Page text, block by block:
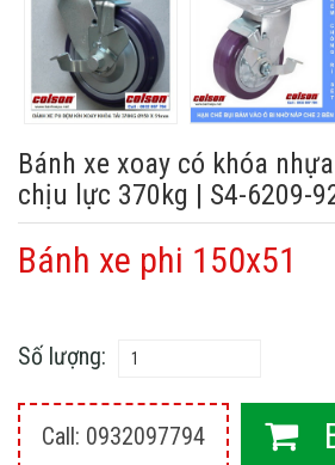
Bánh xe xoay có khóa
chịu lực 370kg | S4-6209-
Bánh xe phi 150x51
Số lượng:
Call: 0932097794